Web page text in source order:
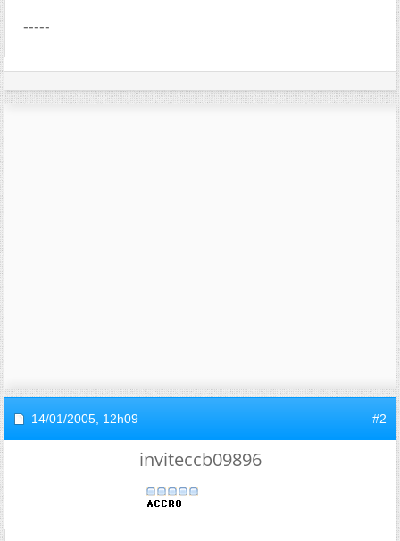
-----
14/01/2005, 12h09 #2
inviteccb09896